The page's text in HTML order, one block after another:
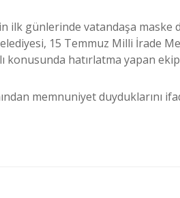
ilk günlerinde vatandaşa maske
15 Temmuz Milli İrade
konusunda hatırlatma yapan
memnuniyet duyduklarını